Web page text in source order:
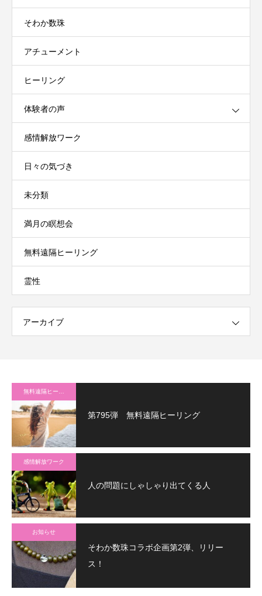
そわか数珠
アチューメント
ヒーリング
体験者の声
感情解放ワーク
日々の気づき
未分類
満月の瞑想会
無料遠隔ヒーリング
霊性
アーカイブ
第795弾 無料遠隔ヒーリング
感情解放ワーク
人の問題にしゃしゃり出てくる人
お知らせ
そわか数珠コラボ企画第2弾、リリー
ス！